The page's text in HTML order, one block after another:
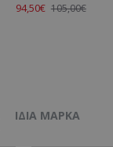
94,50€ 105,00€
ΊΔΙΑ ΜΆΡΚΑ